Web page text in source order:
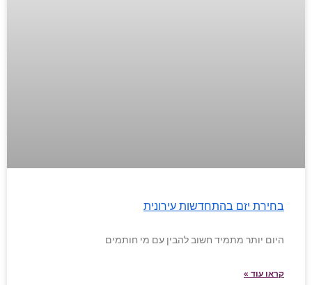
בחירת יזם בהתחדשות עירונית
היום יותר מתמיד חשוב להבין עם מי חותמים
קראו עוד »